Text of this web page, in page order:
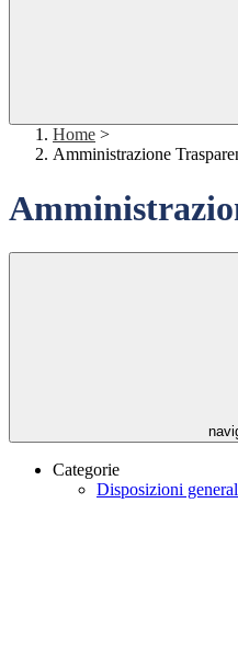
Home >
Amministrazione
Categorie
Disposizioni